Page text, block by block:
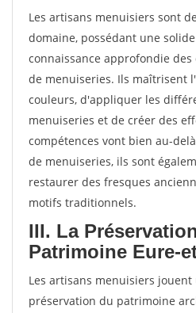
Les artisans menuisiers sont
domaine, possédant une
connaissance approfondie
de menuiseries. Ils maîtrisent
couleurs, d'appliquer les
menuiseries et de créer des
compétences vont bien au-
de menuiseries, ils sont
restaurer des fresques
motifs traditionnels.
III. La
Patrimoine Eure-
Les artisans menuisiers
préservation du patrimoine